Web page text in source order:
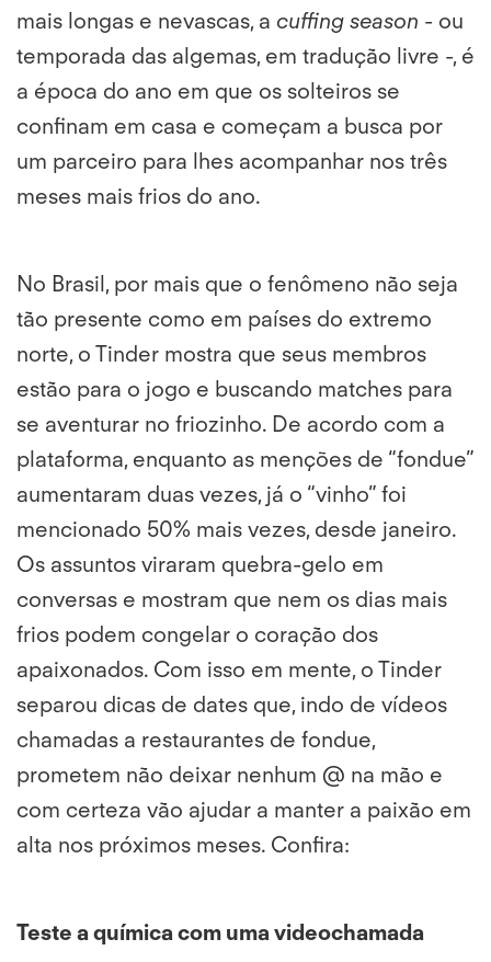
mais longas e nevascas, a cuffing season - ou
temporada das algemas, em tradução livre -, é
a época do ano em que os solteiros se
confinam em casa e começam a busca por
um parceiro para lhes acompanhar nos três
meses mais frios do ano.
No Brasil, por mais que o fenômeno não seja
tão presente como em países do extremo
norte, o Tinder mostra que seus membros
estão para o jogo e buscando matches para
se aventurar no friozinho. De acordo com a
plataforma, enquanto as menções de “fondue”
aumentaram duas vezes, já o “vinho” foi
mencionado 50% mais vezes, desde janeiro.
Os assuntos viraram quebra-gelo em
conversas e mostram que nem os dias mais
frios podem congelar o coração dos
apaixonados. Com isso em mente, o Tinder
separou dicas de dates que, indo de vídeos
chamadas a restaurantes de fondue,
prometem não deixar nenhum @ na mão e
com certeza vão ajudar a manter a paixão em
alta nos próximos meses. Confira:
Teste a química com uma videochamada